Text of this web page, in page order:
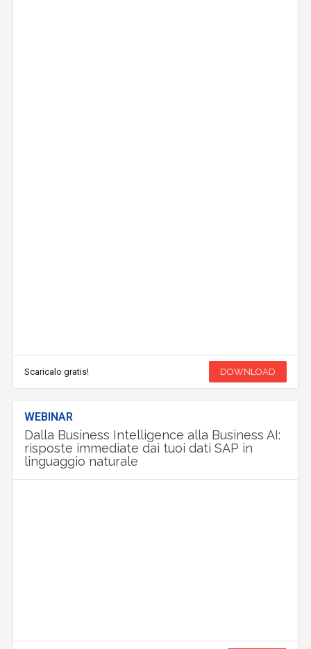
Scaricalo gratis! DOWNLOAD
WEBINAR
Dalla Business Intelligence alla Business AI:
risposte immediate dai tuoi dati SAP in
linguaggio naturale